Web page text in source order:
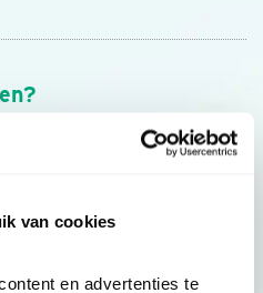
van cookies
en advertenties te
inspiratie, acties en tips
Vogelbescherming.